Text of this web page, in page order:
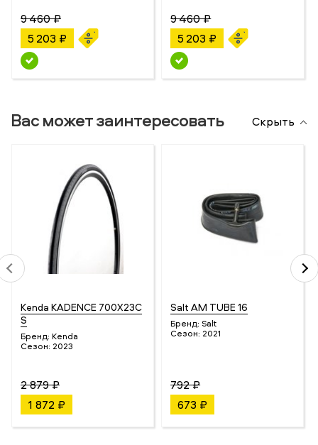
9 460 ₽
5 203 ₽
9 460 ₽
5 203 ₽
Вас может заинтересовать Скрыть
Kenda KADENCE 700X23C
S
Бренд: Kenda
Сезон: 2023
2 879 ₽
1 872 ₽
Salt AM TUBE 16
Бренд: Salt
Сезон: 2021
792 ₽
673 ₽